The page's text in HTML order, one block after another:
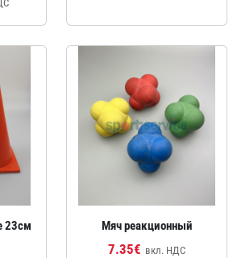
23см
Мяч реакционный
7.35€ вкл. НДС